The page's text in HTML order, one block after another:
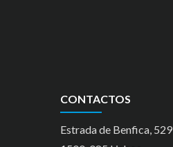
CONTACTOS
Estrada de Benfica, 529